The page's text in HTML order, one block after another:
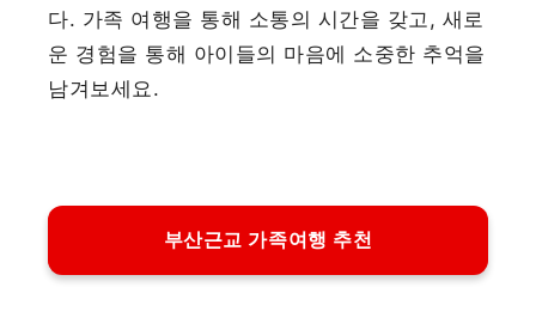
다. 가족 여행을 통해 소통의 시간을 갖고, 새로
운 경험을 통해 아이들의 마음에 소중한 추억을
남겨보세요.
부산근교 가족여행 추천